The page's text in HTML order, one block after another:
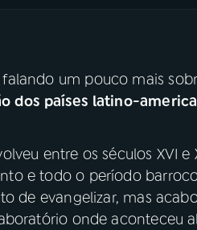
um pouco mais
dos países latino-
entre os séculos XVI e
e todo o período
de evangelizar, mas
onde aconteceu